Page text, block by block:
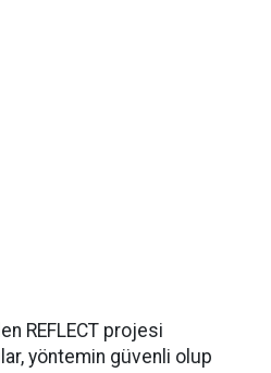
REFLECT projesi
yöntemin güvenli olup